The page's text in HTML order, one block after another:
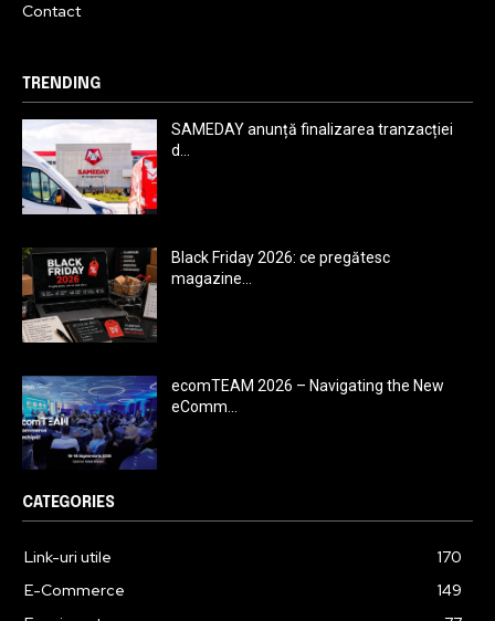
Contact
TRENDING
SAMEDAY anunță finalizarea tranzacției
d...
Black Friday 2026: ce pregătesc
magazine...
ecomTEAM 2026 – Navigating the New
eComm...
CATEGORIES
Link-uri utile
170
E-Commerce
149